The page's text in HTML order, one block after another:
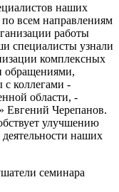
наших
всем направлениям
работы
специалисты узнали
комплексных
обращениями,
коллегами -
области, -
Евгений Черепанов.
улучшению
наших
семинара